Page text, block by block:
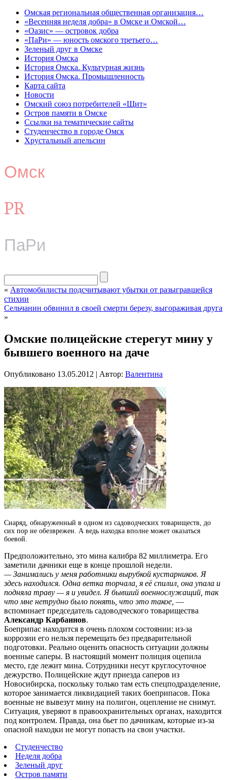
Омская региональная общественная организация…
«Весенняя неделя добра» в Омске и Омской…
«Оазис» — островок добра
«ПаРи» — юность омского третьего…
Зеленый друг в Омске
История Омска
История Омска. Культурная жизнь
История Омска. Промышленность
Карта сайта
Новости
Омский союз потребителей «Щит»
Остров памяти в Омске
Ссылки на тематические сайты
Студенчество в городе Омск
Хрустальный апельсин
Омск
PR
ПаРи
« Автомобилисты подсчитывают убытки от разыгравшейся
стихии
Сельчанин обвинил в своей смерти березу, выгораживая друга
»
Омские полицейские стерегут мину у
бывшего военного на даче
Опубликовано 13.05.2012 | Автор: Валентина
Снаряд, обнаруженный в одном из садоводческих товариществ, до
сих пор не обезврежен. А ведь находка вполне может оказаться
боевой.
Предположительно, это мина калибра 82 миллиметра. Его
заметили дачники еще в конце прошлой недели.
— Занимались у меня работники вырубкой кустарников. Я
здесь находился. Одна ветка торчала, я её спилил, она упала и
подняла траву — я и увидел. Я бывший военнослужащий, так
что мне нетрудно было понять, что это такое, —
вспоминает председатель садоводческого товарищества
Александр Карбаинов.
Боеприпас находится в очень плохом состоянии: из-за
коррозии его нельзя перемещать без предварительной
подготовки. Реально оценить опасность ситуации должны
военные саперы. В настоящий момент полиция оцепила
место, где лежит мина. Сотрудники несут круглосуточное
дежурство. Полицейские ждут приезда саперов из
Новосибирска, поскольку только там есть спецподразделение,
которое занимается ликвидацией таких боеприпасов. Пока
военные не вывезут мину на полигон, оцепление не снимут.
Ситуация, уверяют в правоохранительных органах, находится
под контролем. Правда, она бьет по дачникам, которые из-за
опасной находки не могут попасть на свои участки.
Студенчество
Неделя добра
Зеленый друг
Остров памяти